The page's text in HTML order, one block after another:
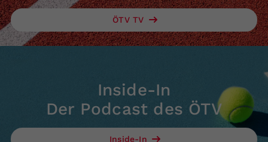
ÖTV TV
Inside-In
Der Podcast des ÖTV
Inside-In